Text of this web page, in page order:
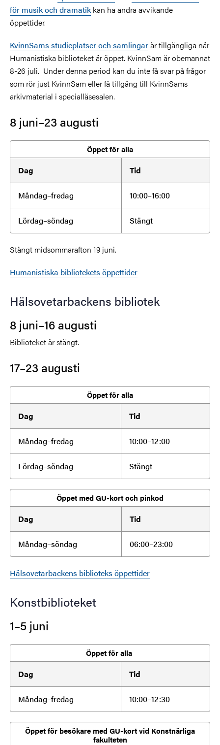
för musik och dramatik kan ha andra avvikande
öppettider.
KvinnSams studieplatser och samlingarär tillgängliga när
Humanistiska biblioteket är öppet. KvinnSam är obemannat
8-26 juli. Under denna period kan du inte få svar på frågor
som rör just KvinnSam eller få tillgång till KvinnSams
arkivmaterial i specialläsesalen.
8 juni–23 augusti
Öppet för alla
Dag Tid
Måndag–fredag 10:00–16:00
Lördag–söndag Stängt
Stängt midsommarafton 19 juni.
Humanistiska bibliotekets öppettider
Hälsovetarbackens bibliotek
8 juni–16 augusti
Biblioteket är stängt.
17–23 augusti
Öppet för alla
Dag Tid
Måndag–fredag 10:00–12:00
Lördag–söndag Stängt
Öppet med GU-kort och pinkod
Dag Tid
Måndag–söndag 06:00–23:00
Hälsovetarbackens biblioteks öppettider
Konstbiblioteket
1–5 juni
Öppet för alla
Dag Tid
Måndag–fredag 10:00–12:30
Öppet för besökare med GU-kort vid Konstnärliga
fakulteten